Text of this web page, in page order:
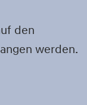
den
werden.